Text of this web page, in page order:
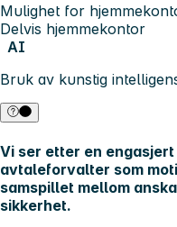
Mulighet for
Delvis hjemmekontor
AI
Bruk av kunstig
Vi ser etter en
avtaleforvalter som
samspillet mellom
sikkerhet.